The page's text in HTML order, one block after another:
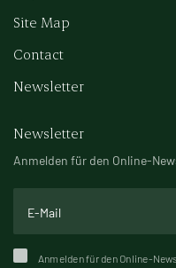
Site Map
Contact
Newsletter
Newsletter
Anmelden für den Online-
Anmelden für den Online-